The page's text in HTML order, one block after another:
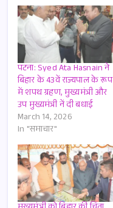
पटना: Syed Ata Hasnain ने
बिहार के 43वें राज्यपाल के रूप
में शपथ ग्रहण, मुख्यमंत्री और
उप मुख्यमंत्री नें दी बधाई
March 14, 2026
In "समाचार"